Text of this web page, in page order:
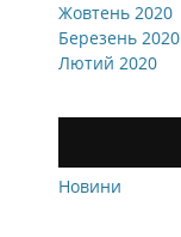
Жовтень 2020
Березень 2020
Лютий 2020
Новини